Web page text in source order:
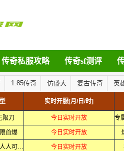
传奇私服攻略 传奇sf测评
1.85传奇 仿盛大 复古传奇 英
实时开服[月/日/时]
限刀 今日实时开放
首爆 今日实时开放
刀刀「切割」人人可通关 今日实时开放